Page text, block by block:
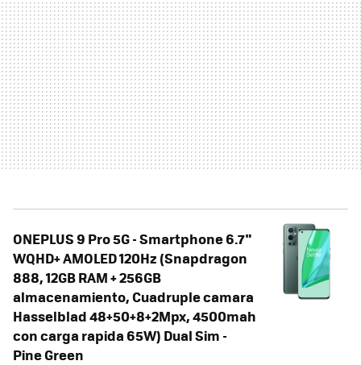
ONEPLUS 9 Pro 5G - Smartphone 6.7"
WQHD+ AMOLED 120Hz (Snapdragon
888, 12GB RAM + 256GB
almacenamiento, Cuadruple camara
Hasselblad 48+50+8+2Mpx, 4500mah
con carga rapida 65W) Dual Sim -
Pine Green